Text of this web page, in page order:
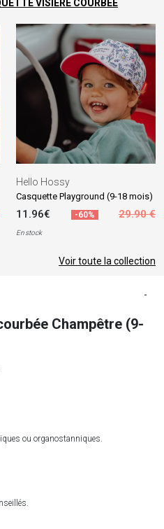
VISIÈRE COURBÉE
Hello Hossy
Casquette Playground (9-18 mois)
11.96€ -60% 29.90 €
En stock
Voir toute la collection
-
Champêtre (9-
ou organostanniques.